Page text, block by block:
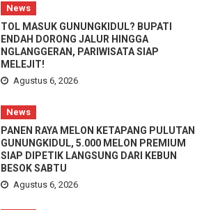
News
TOL MASUK GUNUNGKIDUL? BUPATI
ENDAH DORONG JALUR HINGGA
NGLANGGERAN, PARIWISATA SIAP
MELEJIT!
Agustus 6, 2026
News
PANEN RAYA MELON KETAPANG PULUTAN
GUNUNGKIDUL, 5.000 MELON PREMIUM
SIAP DIPETIK LANGSUNG DARI KEBUN
BESOK SABTU
Agustus 6, 2026